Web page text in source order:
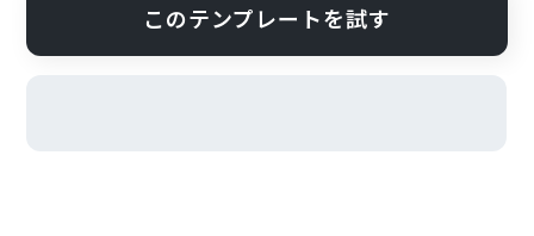
このテンプレートを試す